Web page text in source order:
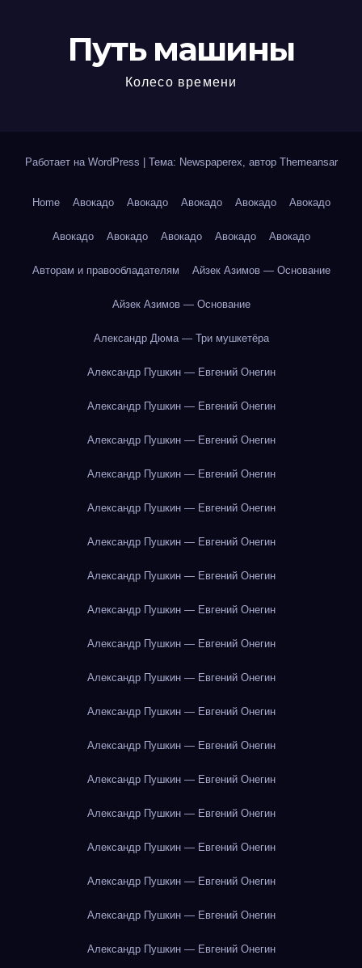
Путь машины
Колесо времени
Работает на WordPress Тема: Newspaperex, автор Themeansar
Home Авокадо Авокадо Авокадо Авокадо Авокадо
Авокадо Авокадо Авокадо Авокадо Авокадо
Авторам и правообладателям Айзек Азимов — Основание
Айзек Азимов — Основание
Александр Дюма — Три мушкетёра
Александр Пушкин — Евгений Онегин
Александр Пушкин — Евгений Онегин
Александр Пушкин — Евгений Онегин
Александр Пушкин — Евгений Онегин
Александр Пушкин — Евгений Онегин
Александр Пушкин — Евгений Онегин
Александр Пушкин — Евгений Онегин
Александр Пушкин — Евгений Онегин
Александр Пушкин — Евгений Онегин
Александр Пушкин — Евгений Онегин
Александр Пушкин — Евгений Онегин
Александр Пушкин — Евгений Онегин
Александр Пушкин — Евгений Онегин
Александр Пушкин — Евгений Онегин
Александр Пушкин — Евгений Онегин
Александр Пушкин — Евгений Онегин
Александр Пушкин — Евгений Онегин
Александр Пушкин — Евгений Онегин